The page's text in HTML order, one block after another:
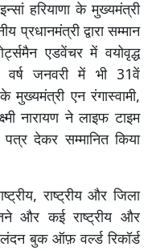
हरियाणा के मुख्यमंत्री
प्रधानमंत्री द्वारा सम्मान
एडवेंचर में वयोवृद्ध
जनवरी में भी 31वें
मुख्यमंत्री एन रंगास्वामी,
नारायण ने लाइफ टाइम
देकर सम्मानित किया
राष्ट्रीय और जिला
और कई राष्ट्रीय और
बुक ऑफ़ वर्ल्ड रिकॉर्ड